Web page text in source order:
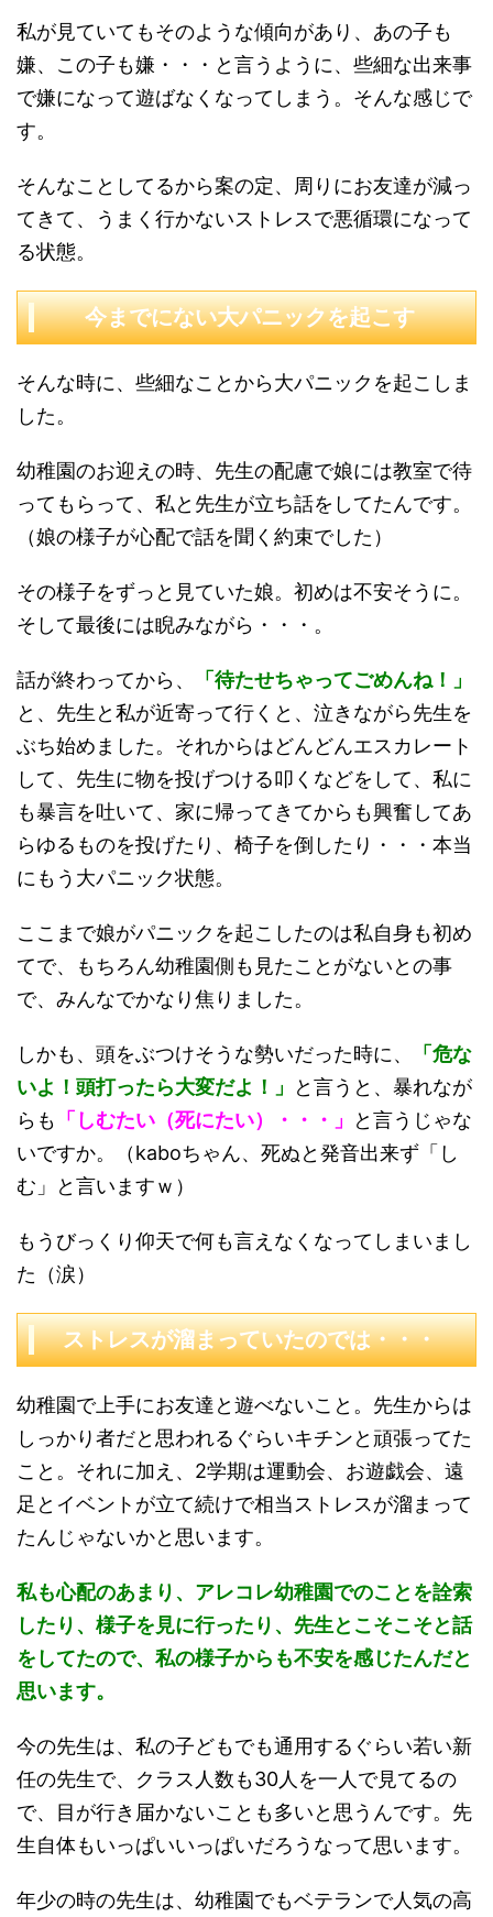
私が見ていてもそのような傾向があり、あの子も
嫌、この子も嫌・・・と言うように、些細な出来事
で嫌になって遊ばなくなってしまう。そんな感じで
す。
そんなことしてるから案の定、周りにお友達が減っ
てきて、うまく行かないストレスで悪循環になって
る状態。
今までにない大パニックを起こす
そんな時に、些細なことから大パニックを起こしま
した。
幼稚園のお迎えの時、先生の配慮で娘には教室で待
ってもらって、私と先生が立ち話をしてたんです。
（娘の様子が心配で話を聞く約束でした）
その様子をずっと見ていた娘。初めは不安そうに。
そして最後には睨みながら・・・。
話が終わってから、
「待たせちゃってごめんね！」
と、先生と私が近寄って行くと、泣きながら先生を
ぶち始めました。それからはどんどんエスカレート
して、先生に物を投げつける叩くなどをして、私に
も暴言を吐いて、家に帰ってきてからも興奮してあ
らゆるものを投げたり、椅子を倒したり・・・本当
にもう大パニック状態。
ここまで娘がパニックを起こしたのは私自身も初め
てで、もちろん幼稚園側も見たことがないとの事
で、みんなでかなり焦りました。
しかも、頭をぶつけそうな勢いだった時に、
「危な
いよ！頭打ったら大変だよ！」
と言うと、暴れなが
らも 「しむたい（死にたい）・・・」
と言うじゃな
いですか。（kaboちゃん、死ぬと発音出来ず「し
む」と言いますｗ）
もうびっくり仰天で何も言えなくなってしまいまし
た（涙）
ストレスが溜まっていたのでは・・・
幼稚園で上手にお友達と遊べないこと。先生からは
しっかり者だと思われるぐらいキチンと頑張ってた
こと。それに加え、2学期は運動会、お遊戯会、遠
足とイベントが立て続けで相当ストレスが溜まって
たんじゃないかと思います。
私も心配のあまり、アレコレ幼稚園でのことを詮索
したり、様子を見に行ったり、先生とこそこそと話
をしてたので、私の様子からも不安を感じたんだと
思います。
今の先生は、私の子どもでも通用するぐらい若い新
任の先生で、クラス人数も30人を一人で見てるの
で、目が行き届かないことも多いと思うんです。先
生自体もいっぱいいっぱいだろうなって思います。
年少の時の先生は、幼稚園でもベテランで人気の高